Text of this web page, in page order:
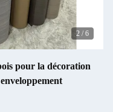
2 / 6
pour la décoration